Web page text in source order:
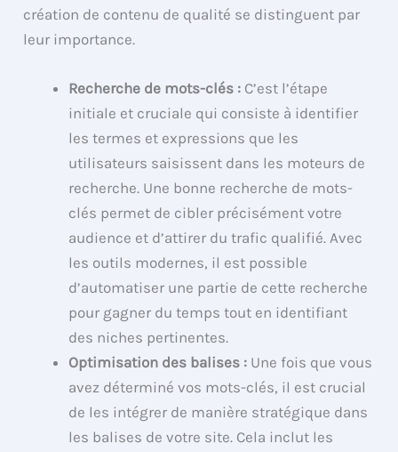
création de contenu de qualité se distinguent par
leur importance.
Recherche de mots-clés : C’est l’étape
initiale et cruciale qui consiste à identifier
les termes et expressions que les
utilisateurs saisissent dans les moteurs de
recherche. Une bonne recherche de mots-
clés permet de cibler précisément votre
audience et d’attirer du trafic qualifié. Avec
les outils modernes, il est possible
d’automatiser une partie de cette recherche
pour gagner du temps tout en identifiant
des niches pertinentes.
Optimisation des balises : Une fois que vous
avez déterminé vos mots-clés, il est crucial
de les intégrer de manière stratégique dans
les balises de votre site. Cela inclut les